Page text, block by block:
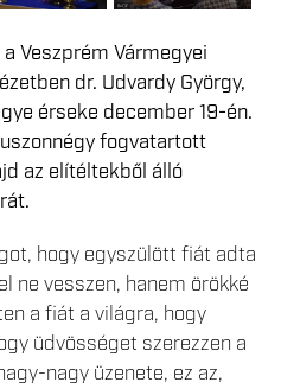
Veszprém Vármegyei
dr. Udvardy György,
érseke december 19-én.
fogvatartott
az elítéltekből álló
hogy egyszülött fiát adta
ne vesszen, hanem örökké
a fiát a világra, hogy
üdvösséget szerezzen a
nagy üzenete, ez az,